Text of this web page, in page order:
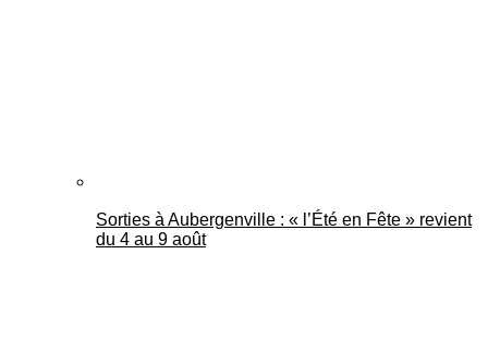
Sorties à Aubergenville : « l’Été en Fête » revient
du 4 au 9 août